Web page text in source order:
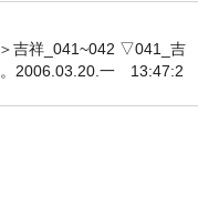
吉祥_041~042 ▽041_吉
2006.03.20.一 13:47:2